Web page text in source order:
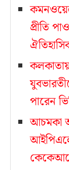
প্রীতি
পারেন
আচমকা